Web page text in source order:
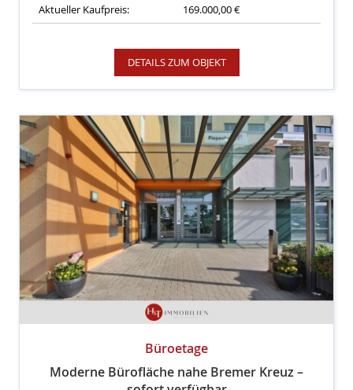
Aktueller Kaufpreis:
169.000,00 €
DETAILS ZUM OBJEKT
Büroetage
Moderne Bürofläche nahe Bremer Kreuz –